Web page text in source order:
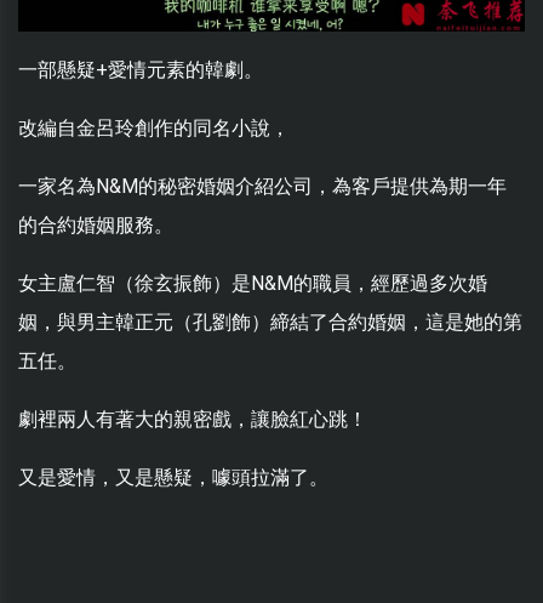
一部懸疑+愛情元素的韓劇。
改編自金呂玲創作的同名小說，
一家名為N&M的秘密婚姻介紹公司，為客戶提供為期一年
的合約婚姻服務。
女主盧仁智（徐玄振飾）是N&M的職員，經歷過多次婚
姻，與男主韓正元（孔劉飾）締結了合約婚姻，這是她的第
五任。
劇裡兩人有著大的親密戲，讓臉紅心跳！
又是愛情，又是懸疑，噱頭拉滿了。